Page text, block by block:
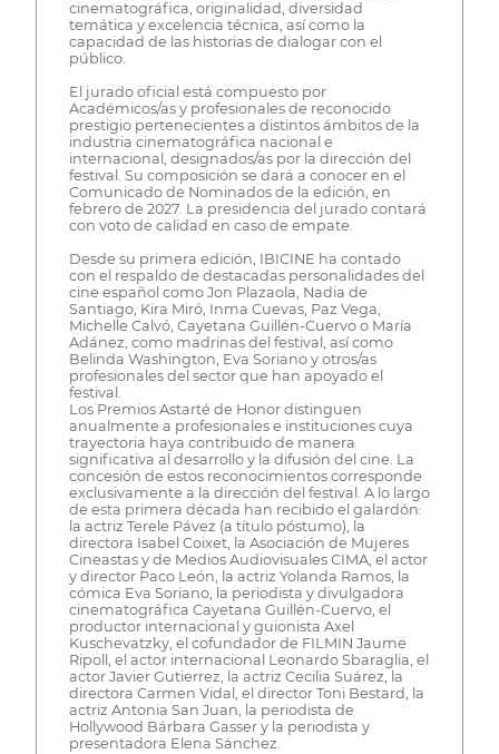
cinematográfica, originalidad, diversidad
temática y excelencia técnica, así como la
capacidad de las historias de dialogar con el
público.
El jurado oficial está compuesto por
Académicos/as y profesionales de reconocido
prestigio pertenecientes a distintos ámbitos de la
industria cinematográfica nacional e
internacional, designados/as por la dirección del
festival. Su composición se dará a conocer en el
Comunicado de Nominados de la edición, en
febrero de 2027. La presidencia del jurado contará
con voto de calidad en caso de empate.
Desde su primera edición, IBICINE ha contado
con el respaldo de destacadas personalidades del
cine español como Jon Plazaola, Nadia de
Santiago, Kira Miró, Inma Cuevas, Paz Vega,
Michelle Calvó, Cayetana Guillén-Cuervo o María
Adánez, como madrinas del festival, así como
Belinda Washington, Eva Soriano y otros/as
profesionales del sector que han apoyado el
festival.
Los Premios Astarté de Honor distinguen
anualmente a profesionales e instituciones cuya
trayectoria haya contribuido de manera
significativa al desarrollo y la difusión del cine. La
concesión de estos reconocimientos corresponde
exclusivamente a la dirección del festival. A lo largo
de esta primera década han recibido el galardón:
la actriz Terele Pávez (a título póstumo), la
directora Isabel Coixet, la Asociación de Mujeres
Cineastas y de Medios Audiovisuales CIMA, el actor
y director Paco León, la actriz Yolanda Ramos, la
cómica Eva Soriano, la periodista y divulgadora
cinematográfica Cayetana Guillén-Cuervo, el
productor internacional y guionista Axel
Kuschevatzky, el cofundador de FILMIN Jaume
Ripoll, el actor internacional Leonardo Sbaraglia, el
actor Javier Gutierrez, la actriz Cecilia Suárez, la
directora Carmen Vidal, el director Toni Bestard, la
actriz Antonia San Juan, la periodista de
Hollywood Bárbara Gasser y la periodista y
presentadora Elena Sánchez.